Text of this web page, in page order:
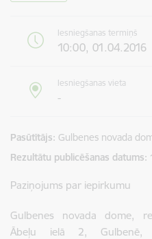
Iesniegšanas termiņš
10:00, 01.04.2016
Iesniegšanas vieta
-
Pasūtītājs Gulbenes novada
Rezultātu publicēšanas datums
Paziņojums par iepirkumu
Gulbenes novada dome,
Ābeļu ielā 2, Gulbenē,